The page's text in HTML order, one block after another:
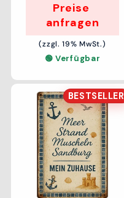
Preise
anfragen
(zzgl. 19% MwSt.)
🟢 Verfügbar
BESTSELLER